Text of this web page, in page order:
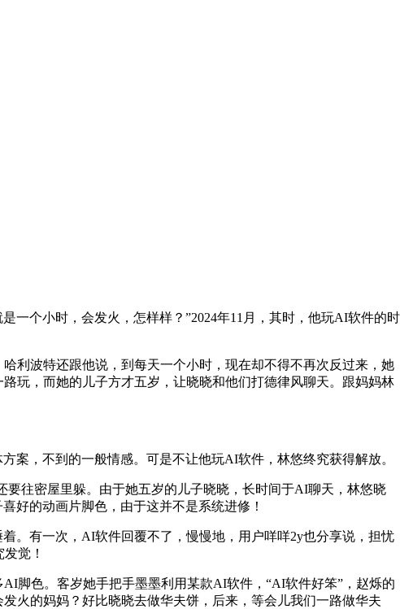
个小时，会发火，怎样样？”2024年11月，其时，他玩AI软件的时
波特还跟他说，到每天一个小时，现在却不得不再次反过来，她
玩，而她的儿子方才五岁，让晓晓和他们打德律风聊天。跟妈妈林
，不到的一般情感。可是不让他玩AI软件，林悠终究获得解放。
往密屋里躲。由于她五岁的儿子晓晓，长时间于AI聊天，林悠晓
好的动画片脚色，由于这并不是系统进修！
有一次，AI软件回覆不了，慢慢地，用户咩咩2y也分享说，担忧
觉！
色。客岁她手把手墨墨利用某款AI软件，“AI软件好笨”，赵烁的
火的妈妈？好比晓晓去做华夫饼，后来，等会儿我们一路做华夫